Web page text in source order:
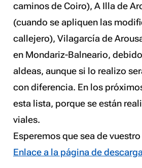
caminos de Coiro), A Illa de
(cuando se apliquen las
callejero), Vilagarcía de
en Mondariz-Balneario,
aldeas, aunque si lo realizo
con diferencia. En los
esta lista, porque se están
viales.
Esperemos que sea de
Enlace a la página de